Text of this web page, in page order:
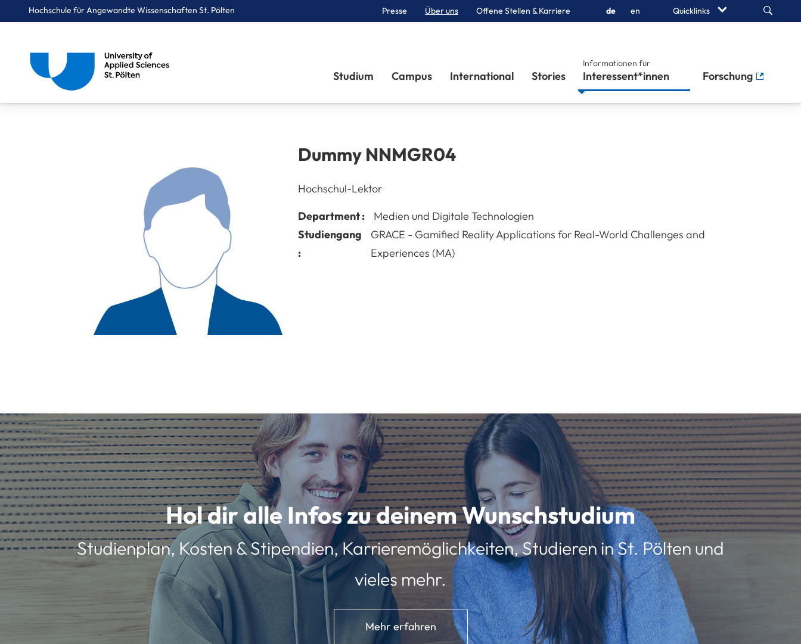
Hochschule für Angewandte Wissenschaften St. Pölten Presse Über uns Offene Stellen & Karriere de en Quicklinks Search
Studium Campus International Stories
Informationen für
Interessent*innen Forschung
Dummy NNMGR04
Hochschul-Lektor
Department :
Medien und Digitale Technologien
Studiengang
:
GRACE - Gamified Reality Applications for Real-World Challenges and
Experiences (MA)
Hol dir alle Infos zu deinem Wunschstudium
Studienplan, Kosten & Stipendien, Karrieremöglichkeiten, Studieren in St. Pölten und
vieles mehr.
Mehr erfahren